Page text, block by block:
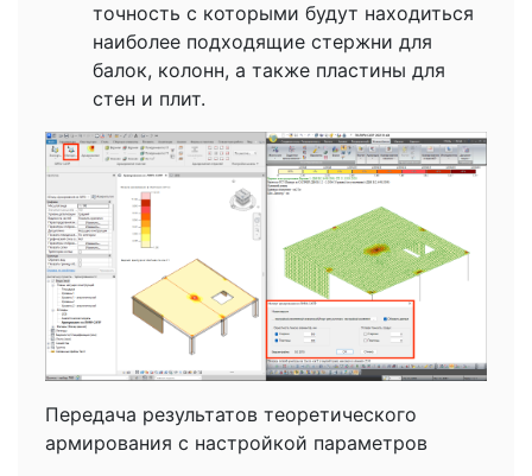
точность с которыми будут находиться
наиболее подходящие стержни для
балок, колонн, а также пластины для
стен и плит.
Передача результатов теоретического
армирования с настройкой параметров